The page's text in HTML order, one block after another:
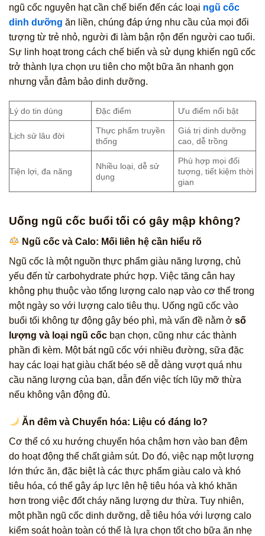
ngũ cốc nguyên hạt cần chế biến đến các loại ngũ cốc
dinh dưỡng ăn liền, chúng đáp ứng nhu cầu của mọi đối
tượng từ trẻ nhỏ, người đi làm bận rộn đến người cao tuổi.
Sự linh hoạt trong cách chế biến và sử dụng khiến ngũ cốc
trở thành lựa chọn ưu tiên cho một bữa ăn nhanh gọn
nhưng vẫn đảm bảo dinh dưỡng.
Lý do tin dùng Đặc điểm Ưu điểm nổi bật
Lịch sử lâu đời
Thực phẩm truyền
thống
Giá trị dinh dưỡng
cao, dễ trồng
Tiện lợi, đa năng
Nhiều loại, dễ sử
dụng
Phù hợp mọi đối
tượng, tiết kiệm thời
gian
Uống ngũ cốc buổi tối có gây mập không?
Ngũ cốc và Calo: Mối liên hệ cần hiểu rõ
Ngũ cốc là một nguồn thực phẩm giàu năng lượng, chủ
yếu đến từ carbohydrate phức hợp. Việc tăng cân hay
không phụ thuộc vào tổng lượng calo nạp vào cơ thể trong
một ngày so với lượng calo tiêu thụ. Uống ngũ cốc vào
buổi tối không tự động gây béo phì, mà vấn đề nằm ở số
lượng và loại ngũ cốc bạn chọn, cũng như các thành
phần đi kèm. Một bát ngũ cốc với nhiều đường, sữa đặc
hay các loại hạt giàu chất béo sẽ dễ dàng vượt quá nhu
cầu năng lượng của bạn, dẫn đến việc tích lũy mỡ thừa
nếu không vận động đủ.
Ăn đêm và Chuyển hóa: Liệu có đáng lo?
Cơ thể có xu hướng chuyển hóa chậm hơn vào ban đêm
do hoạt động thể chất giảm sút. Do đó, việc nạp một lượng
lớn thức ăn, đặc biệt là các thực phẩm giàu calo và khó
tiêu hóa, có thể gây áp lực lên hệ tiêu hóa và khó khăn
hơn trong việc đốt cháy năng lượng dư thừa. Tuy nhiên,
một phần ngũ cốc dinh dưỡng, dễ tiêu hóa với lượng calo
kiểm soát hoàn toàn có thể là lựa chọn tốt cho bữa ăn nhẹ